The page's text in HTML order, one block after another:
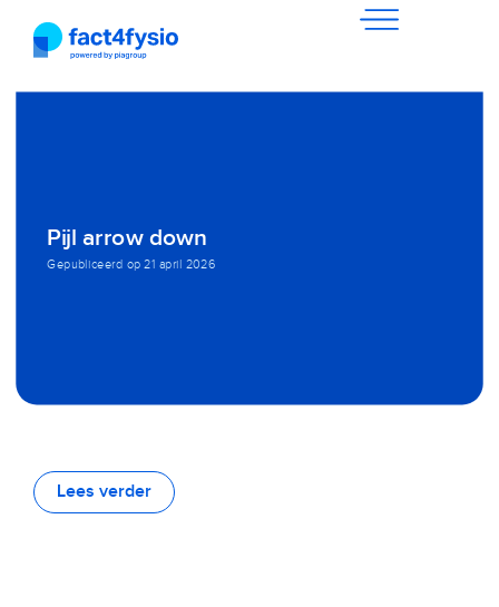
Pijl arrow down
Gepubliceerd op 21 april 2026
Lees verder